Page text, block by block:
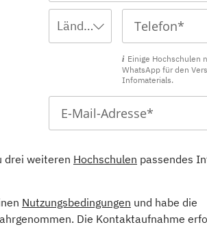
Ländervorwahl wählen ...
Einige Hochschulen
WhatsApp für den
Infomaterials.
drei weiteren Hochschulen passendes
Nutzungsbedingungen und habe die
Die Kontaktaufnahme